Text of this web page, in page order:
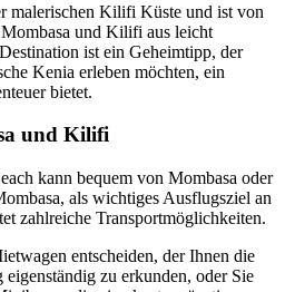
malerischen Kilifi Küste und ist von
Mombasa und Kilifi aus leicht
ist ein Geheimtipp, der
Kenia erleben möchten, ein
bietet.
und Kilifi
kann bequem von Mombasa oder
als wichtiges Ausflugsziel an
zahlreiche Transportmöglichkeiten.
entscheiden, der Ihnen die
zu erkunden, oder Sie